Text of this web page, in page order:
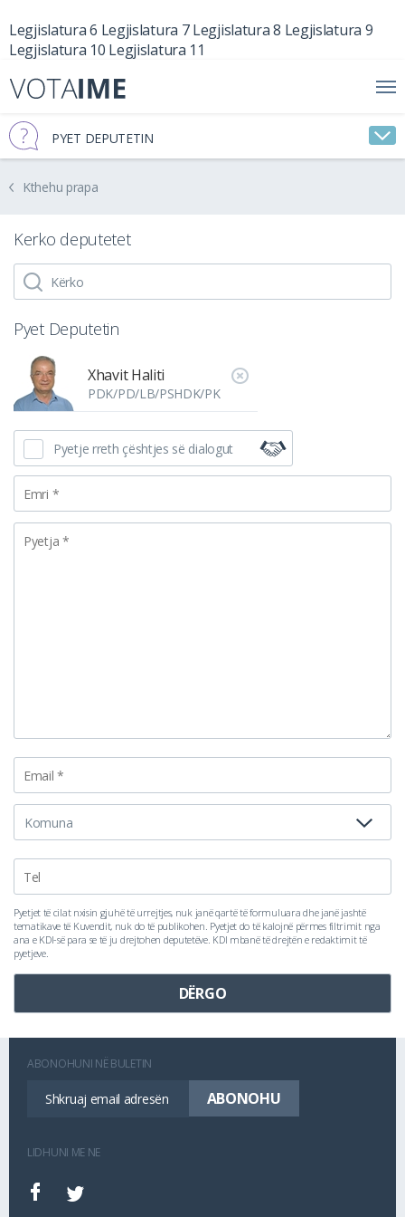
Legjislatura 6 Legjislatura 7 Legjislatura 8 Legjislatura 9
Legjislatura 10 Legjislatura 11
PYET DEPUTETIN
Kthehu prapa
Kerko deputetet
Pyet Deputetin
Xhavit Haliti
PDK/PD/LB/PSHDK/PK
Pyetje rreth çështjes së dialogut
Pyetjet të cilat nxisin gjuhë të urrejtjes, nuk janë qartë të formuluara dhe janë jashtë
tematikave të Kuvendit, nuk do të publikohen. Pyetjet do të kalojnë përmes filtrimit nga
ana e KDI-së para se të ju drejtohen deputetëve. KDI mbanë të drejtën e redaktimit të
pyetjeve.
ABONOHUNI NË BULETIN
LIDHUNI ME NE